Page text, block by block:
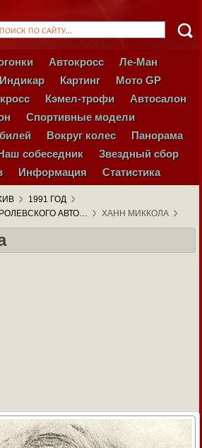
Автокросс
Ле-Ман
Индикар Картинг
Мото GP
Кэмел-трофи
Автосалон
Спортивные модели
Вокруг колес
Панорама
собеседник
Звездный сбор
Информация Статистика
1991 ГОД
АВТО…
ХАНН МИККОЛА